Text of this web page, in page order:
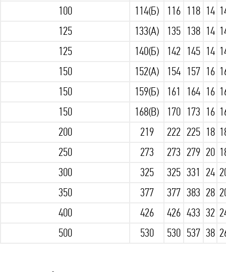
100
114(Б) 116 118 14
125
133(А) 135 138 14
125
140(Б) 142 145 14
150
152(А) 154 157 16
150
159(Б) 161 164 16
150
168(В) 170 173 16
200
219 222 225 18
250
273 273 279 20
300
325 325 331 24
350
377 377 383 28
400
426 426 433 32
500
530 530 537 38